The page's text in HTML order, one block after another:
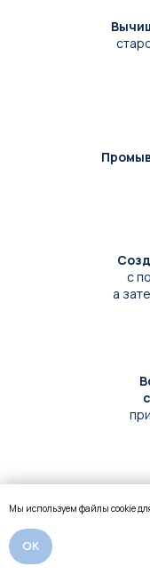
с
а
Мы используем файлы cookie
ОК